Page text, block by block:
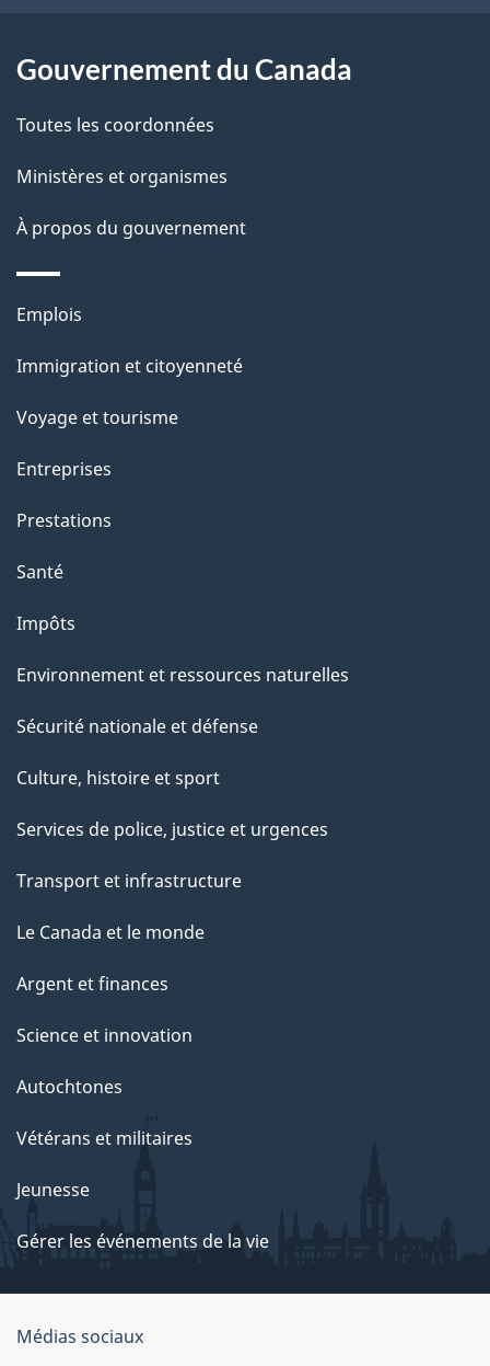
a
g
e
a
c
i
o
s
u
r
e
t
e
p
g
e
Gouvernement du Canada
Toutes les coordonnées
Ministères et organismes
À propos du gouvernement
Thèmes
sujets
Emplois
Immigration et citoyenneté
Voyage et tourisme
Entreprises
Prestations
Santé
Impôts
Environnement et ressources naturelles
Sécurité nationale et défense
Culture, histoire et sport
Services de police, justice et urgences
Transport et infrastructure
Le Canada et le monde
Argent et finances
Science et innovation
Autochtones
Vétérans et militaires
Jeunesse
Gérer les événements de la vie
Organisation
Médias sociaux